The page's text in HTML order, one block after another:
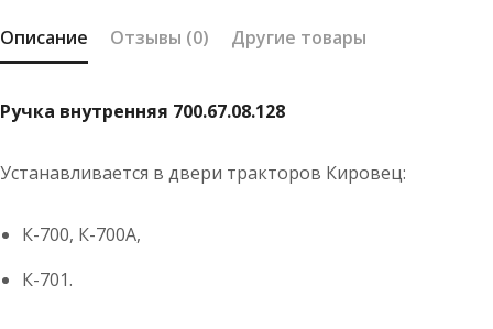
Описание Отзывы (0) Другие товары
Ручка внутренняя 700.67.08.128
Устанавливается в двери тракторов Кировец:
К-700, К-700А,
К-701.